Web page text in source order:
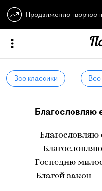
Продвижение
Все классики
Благословляю
Господню
Благой закон